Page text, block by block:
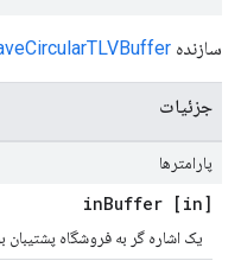
سازنده
جزئیات
پارامترها
[in] in
Buffer
یک اشاره گر به فروشگاه